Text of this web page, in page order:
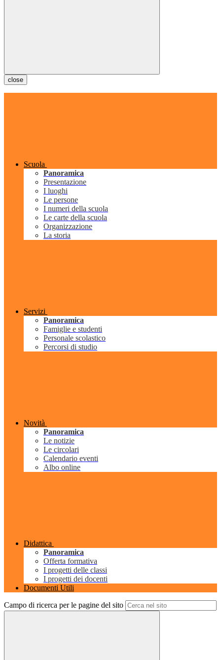
close
Scuola
Panoramica
Presentazione
I luoghi
Le persone
I numeri della scuola
Le carte della scuola
Organizzazione
La storia
Servizi
Panoramica
Famiglie e studenti
Personale scolastico
Percorsi di studio
Novità
Panoramica
Le notizie
Le circolari
Calendario eventi
Albo online
Didattica
Panoramica
Offerta formativa
I progetti delle classi
I progetti dei docenti
Documenti Utili
Campo di ricerca per le pagine del sito